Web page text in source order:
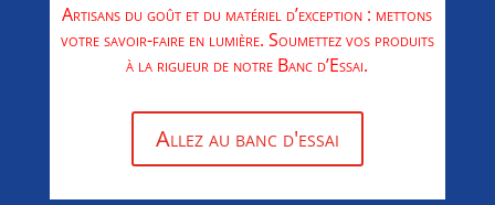
Artisans du goût et du matériel d’exception : mettons
votre savoir-faire en lumière. Soumettez vos produits
à la rigueur de notre Banc d’Essai.
Allez au banc d'essai